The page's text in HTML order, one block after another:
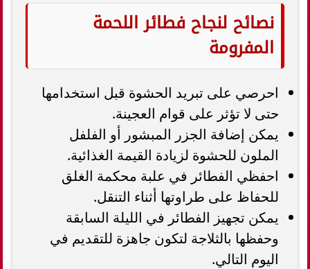
نصائح لنجاح فطائر اللحمة
المفرومة
احرصي على تبريد الحشوة قبل استخدامها
حتى لا تؤثر على قوام العجينة.
يمكن إضافة الجزر المبشور أو الفلفل
الملون للحشوة لزيادة القيمة الغذائية.
احفظي الفطائر في علبة محكمة الغلق
للحفاظ على طراوتها أثناء التنقل.
يمكن تجهيز الفطائر في الليلة السابقة
وحفظها بالثلاجة لتكون جاهزة للتقديم في
اليوم التالي.